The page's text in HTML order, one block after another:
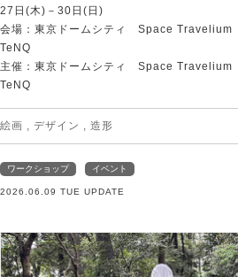
27日(木)－30日(日)
会場：東京ドームシティ Space Travelium
TeNQ
主催：東京ドームシティ Space Travelium
TeNQ
絵画 , デザイン , 造形
ワークショップ イベント
2026.06.09 TUE UPDATE